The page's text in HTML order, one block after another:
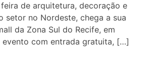
de arquitetura, decoração e
setor no Nordeste, chega a sua
da Zona Sul do Recife, em
evento com entrada gratuita, […]